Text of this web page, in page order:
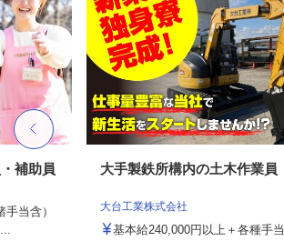
補助員
当含）
大手製鉄所構内の土木作業員
大台工業株式会社
基本給240,000円以上＋各種手当